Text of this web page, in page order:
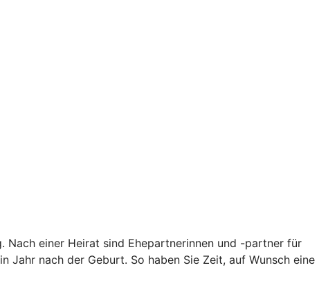
Nach einer Heirat sind Ehepartnerinnen und -partner für
Jahr nach der Geburt. So haben Sie Zeit, auf Wunsch eine